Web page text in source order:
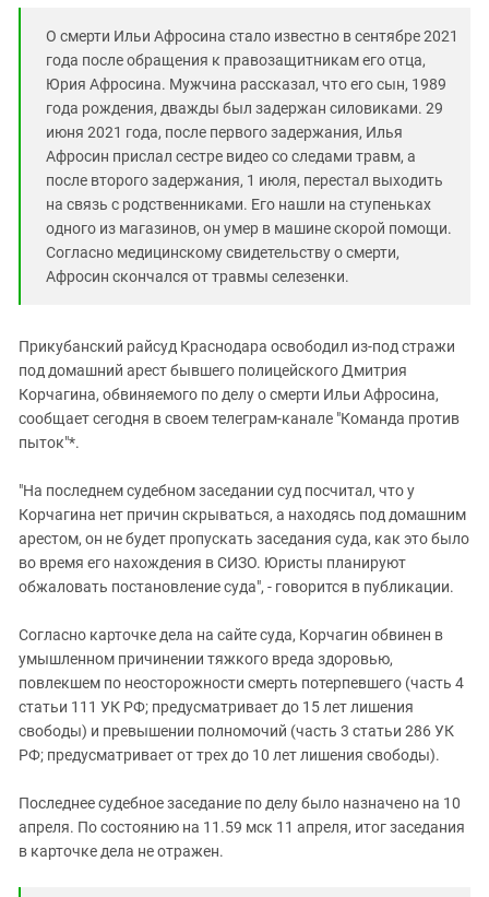
О смерти Ильи Афросина стало известно в сентябре 2021
года после обращения к правозащитникам его отца,
Юрия Афросина. Мужчина рассказал, что его сын, 1989
года рождения, дважды был задержан силовиками. 29
июня 2021 года, после первого задержания, Илья
Афросин прислал сестре видео со следами травм, а
после второго задержания, 1 июля, перестал выходить
на связь с родственниками. Его нашли на ступеньках
одного из магазинов, он умер в машине скорой помощи.
Согласно медицинскому свидетельству о смерти,
Афросин скончался от травмы селезенки.
Прикубанский райсуд Краснодара освободил из-под стражи
под домашний арест бывшего полицейского Дмитрия
Корчагина, обвиняемого по делу о смерти Ильи Афросина,
сообщает сегодня в своем телеграм-канале "Команда против
пыток"*.
"На последнем судебном заседании суд посчитал, что у
Корчагина нет причин скрываться, а находясь под домашним
арестом, он не будет пропускать заседания суда, как это было
во время его нахождения в СИЗО. Юристы планируют
обжаловать постановление суда", - говорится в публикации.
Согласно карточке дела на сайте суда, Корчагин обвинен в
умышленном причинении тяжкого вреда здоровью,
повлекшем по неосторожности смерть потерпевшего (часть 4
статьи 111 УК РФ; предусматривает до 15 лет лишения
свободы) и превышении полномочий (часть 3 статьи 286 УК
РФ; предусматривает от трех до 10 лет лишения свободы).
Последнее судебное заседание по делу было назначено на 10
апреля. По состоянию на 11.59 мск 11 апреля, итог заседания
в карточке дела не отражен.